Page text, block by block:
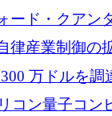
の成長に
ード・クアン
」2億6,000万
得
律産業制御の
300 万ドルを調
支援する共同
コン量子コン